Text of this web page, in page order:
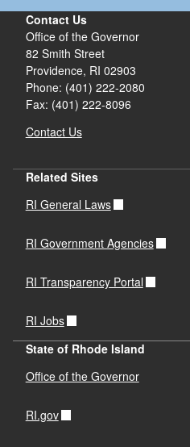
Contact Us
Office of the Governor
82 Smith Street
Providence, RI 02903
Phone: (401) 222-2080
Fax: (401) 222-8096
Contact Us
Related Sites
RI General Laws
RI Government Agencies
RI Transparency Portal
RI Jobs
State of Rhode Island
Office of the Governor
RI.gov